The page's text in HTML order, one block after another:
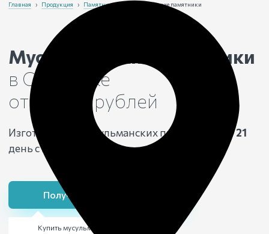
Главная › Продукция › Памятники › Мусульманские памятники
Мусульманские памятники
в Обнинске
от 19 600 рублей
Изготовление мусульманских памятников
от 21
день с гарантией
25 лет
Получить консультацию
Купить мусульманский памятник